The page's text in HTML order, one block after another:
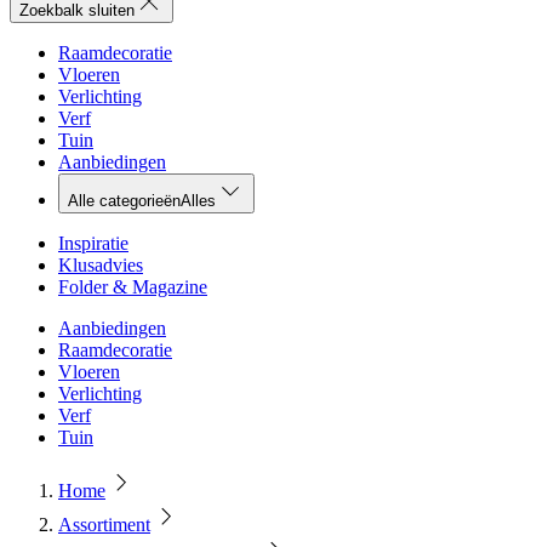
Zoekbalk sluiten
Raamdecoratie
Vloeren
Verlichting
Verf
Tuin
Aanbiedingen
Alle categorieënAlles
Inspiratie
Klusadvies
Folder & Magazine
Aanbiedingen
Raamdecoratie
Vloeren
Verlichting
Verf
Tuin
Home
Assortiment